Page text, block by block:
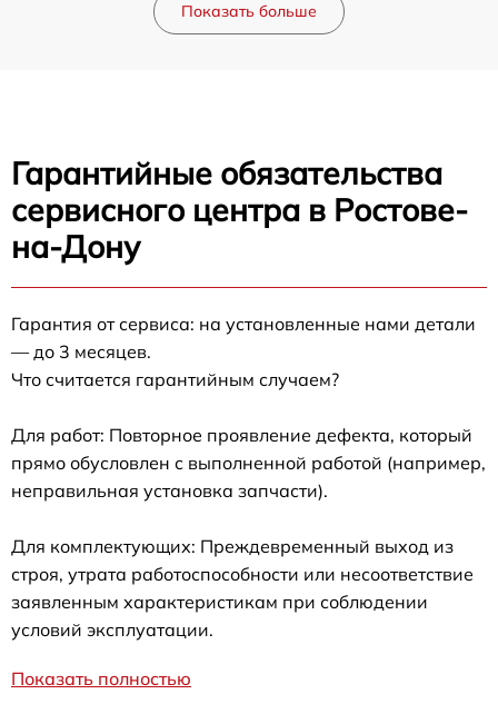
Показать больше
Гарантийные обязательства
сервисного центра в Ростове-
на-Дону
Гарантия от сервиса: на установленные нами детали
— до 3 месяцев.
Что считается гарантийным случаем?
Для работ: Повторное проявление дефекта, который
прямо обусловлен с выполненной работой (например,
неправильная установка запчасти).
Для комплектующих: Преждевременный выход из
строя, утрата работоспособности или несоответствие
заявленным характеристикам при соблюдении
условий эксплуатации.
Показать полностью